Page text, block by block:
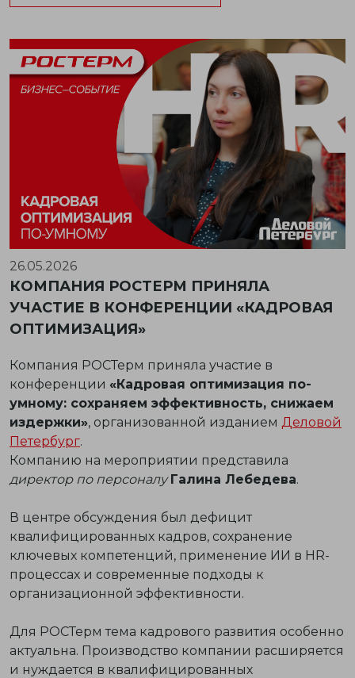
26.05.2026
КОМПАНИЯ РОСТЕРМ ПРИНЯЛА
УЧАСТИЕ В КОНФЕРЕНЦИИ «КАДРОВАЯ
ОПТИМИЗАЦИЯ»
Компания РОСТерм приняла участие в
конференции «Кадровая оптимизация по-
умному: сохраняем эффективность, снижаем
издержки», организованной изданием Деловой
Петербург.
Компанию на мероприятии представила
директор по персоналу Галина Лебедева.
В центре обсуждения был дефицит
квалифицированных кадров, сохранение
ключевых компетенций, применение ИИ в HR-
процессах и современные подходы к
организационной эффективности.
Для РОСТерм тема кадрового развития особенно
актуальна. Производство компании расширяется
и нуждается в квалифицированных